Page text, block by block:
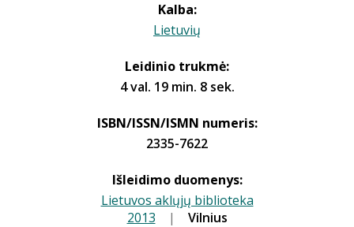
Kalba:
Lietuvių
Leidinio trukmė:
4 val. 19 min. 8 sek.
ISBN/ISSN/ISMN numeris:
2335-7622
Išleidimo duomenys:
Lietuvos aklųjų biblioteka
2013 | Vilnius